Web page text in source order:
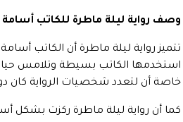
وصف رواية ليلة ماطرة للكاتب
تتميز رواية ليلة ماطرة أن الكاتب
استخدمها الكاتب بسيطة وتلامس
خاصة أن لتعدد شخصيات الرواية كان
كما أن رواية ليلة ماطرة ركزت بشكل